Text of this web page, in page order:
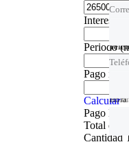
Hora
Tu
Intereses
Periodo
Pago
Calcular
Pago
Total de
Cantidad
Hora